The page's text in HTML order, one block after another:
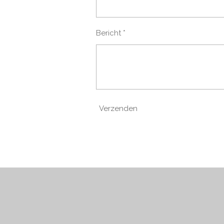
Bericht *
Verzenden